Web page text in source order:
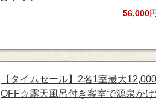
56,000
【タイムセール】2名1室最大
OFF☆露天風呂付き客室で源泉か